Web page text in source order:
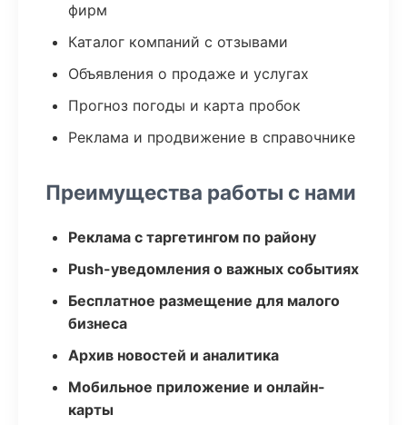
фирм
Каталог компаний с отзывами
Объявления о продаже и услугах
Прогноз погоды и карта пробок
Реклама и продвижение в справочнике
Преимущества работы с нами
Реклама с таргетингом по району
Push-уведомления о важных событиях
Бесплатное размещение для малого
бизнеса
Архив новостей и аналитика
Мобильное приложение и онлайн-
карты